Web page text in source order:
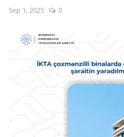
Sep 1, 2025 0